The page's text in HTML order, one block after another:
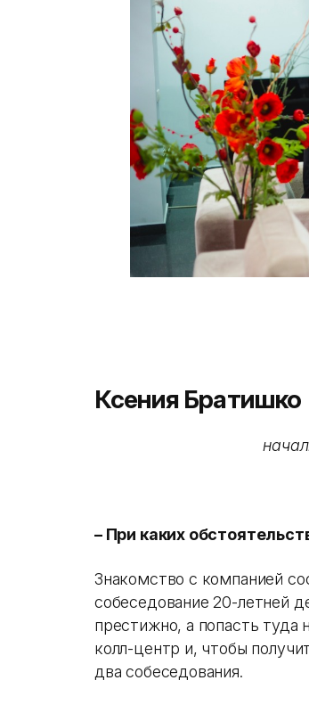
Ксения Братишко
– При каких
Знакомство с компанией
собеседование 20-летней
престижно, а попасть
колл-центр и, чтобы
два собеседования.